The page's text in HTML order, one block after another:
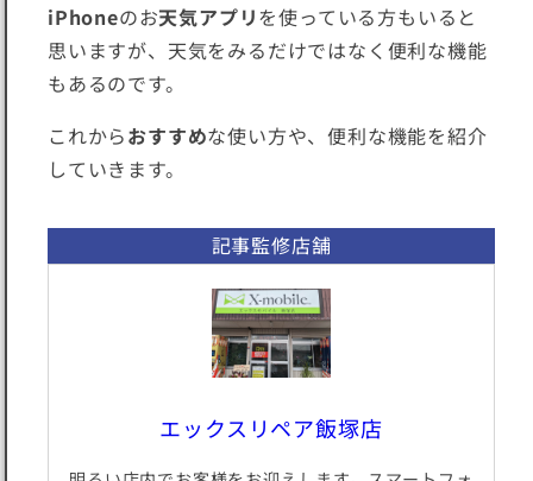
iPhoneのお天気アプリを使っている方もいると
思いますが、天気をみるだけではなく便利な機能
もあるのです。
これからおすすめな使い方や、便利な機能を紹介
していきます。
記事監修店舗
エックスリペア飯塚店